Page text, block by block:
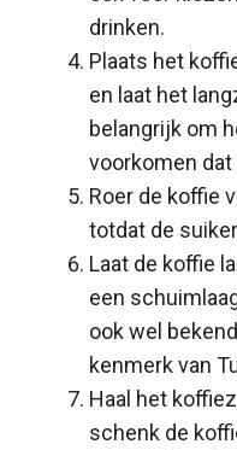
drinken.
Plaats het
en laat het
belangrijk om
voorkomen
Roer de koffie
totdat de
Laat de koffie
een
ook wel
kenmerk van
Haal het
schenk de